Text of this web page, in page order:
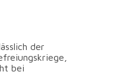
der
bei